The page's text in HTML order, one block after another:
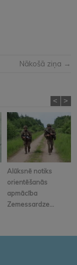
Nākošā ziņa →
Alūksnē notiks
orientēšanās
apmācība
Zemessardze...
< >